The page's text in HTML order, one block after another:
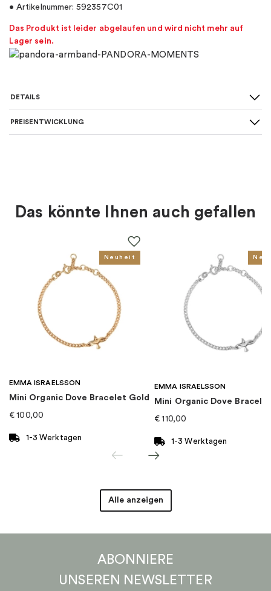
• Artikelnummer: 592357C01
Das Produkt ist leider abgelaufen und wird nicht mehr auf
Lager sein.
DETAILS
SKU
EAN: 5700303014975
Kollektion Pandora Moments
Marke: PANDORA
PREISENTWICKLUNG
Das könnte Ihnen auch gefallen
Neuheit
EMMA ISRAELSSON
Mini Organic Dove Bracelet Gold
€ 100,00
1-3 Werktagen
EMMA ISRAELSSON
Mini Organic Dove
€ 110,00
1-3 Werktagen
Alle anzeigen
ABONNIERE
UNSEREN NEWSLETTER